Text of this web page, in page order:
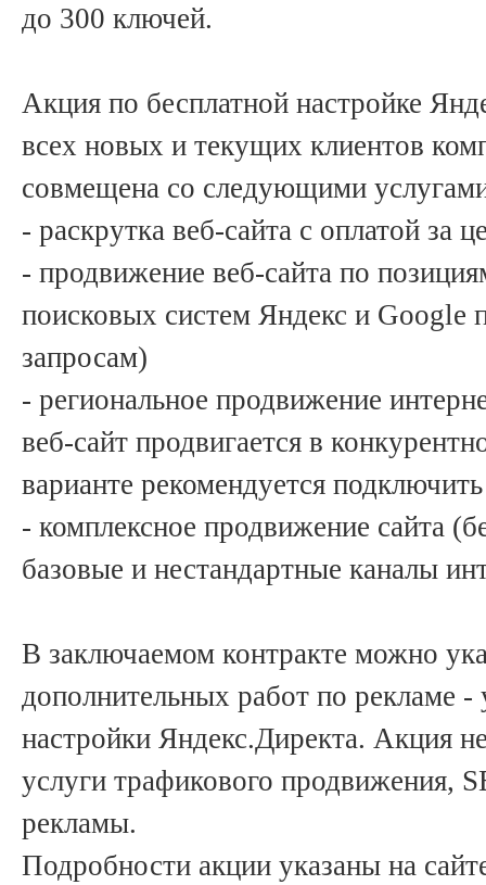
до 300 ключей.
Акция по бесплатной настройке
всех новых и текущих клиентов
совмещена со следующими
- раскрутка веб-сайта с оплатой за
- продвижение веб-сайта по
поисковых систем Яндекс и Google
запросам)
- региональное продвижение
веб-сайт продвигается в
варианте рекомендуется
- комплексное продвижение сайта
базовые и нестандартные каналы
В заключаемом контракте можно
дополнительных работ по рекламе -
настройки Яндекс.Директа. Акция
услуги трафикового продвижения,
рекламы.
Подробности акции указаны на